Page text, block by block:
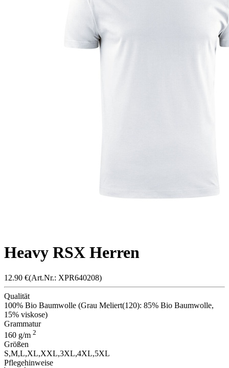
Heavy RSX Herren
12.90 €(Art.Nr.: XPR640208)
Qualität
100% Bio Baumwolle (Grau Meliert(120): 85% Bio Baumwolle,
15% viskose)
Grammatur
160 g/m 2
Größen
S,M,L,XL,XXL,3XL,4XL,5XL
Pflegehinweise